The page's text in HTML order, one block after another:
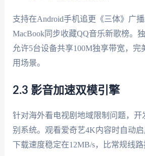
支持在Android手机追更《三体》广
MacBook同步收藏QQ音乐新歌榜。
允许5台设备共享100M独享带宽，完
用场景。
2.3 影音加速双模引擎
针对海外看电视剧地域限制问题，开
别系统。观看爱奇艺4K内容时自动启
下载速度稳定在12MB/s，比常规线路